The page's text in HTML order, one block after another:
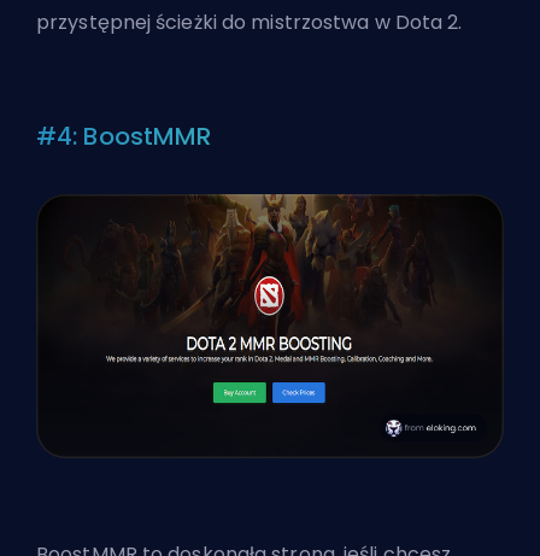
przystępnej ścieżki do mistrzostwa w Dota 2.
#4: BoostMMR